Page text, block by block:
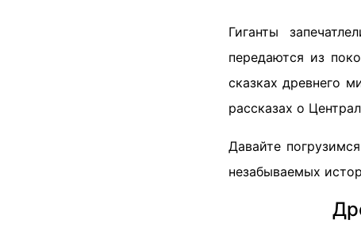
Гиганты
передаются из
сказках древнего
рассказах о
Давайте
незабываемых